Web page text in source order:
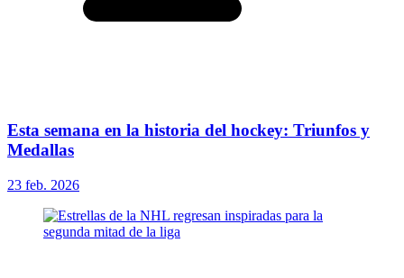
Esta semana en la historia del hockey: Triunfos y
Medallas
23 feb. 2026